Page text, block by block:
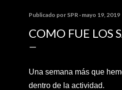
Publicado por SPR mayo 19, 2019
COMO FUE LOS
Una semana más que
dentro de la actividad.